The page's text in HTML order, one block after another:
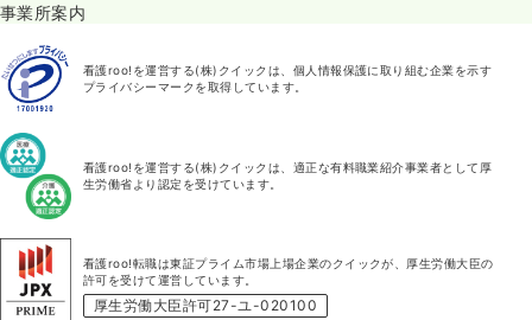
事業所案内
看護roo!を運営する(株)クイックは、個人情報保護に取り組む企業を示す
プライバシーマークを取得しています。
看護roo!を運営する(株)クイックは、適正な有料職業紹介事業者として厚
生労働省より認定を受けています。
看護roo!転職は東証プライム市場上場企業のクイックが、厚生労働大臣の
許可を受けて運営しています。
厚生労働大臣許可27-ユ-020100